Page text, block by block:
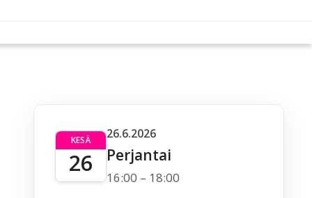
KESÄ
26
26.6.2026
Perjantai
16:00 – 18:00